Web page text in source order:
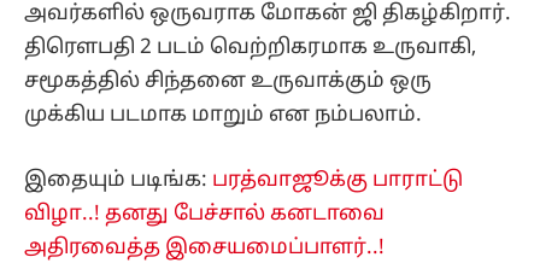
அவர்களில் ஒருவராக மோகன் ஜி திகழ்கிறார்.
திரௌபதி 2 படம் வெற்றிகரமாக உருவாகி,
சமூகத்தில் சிந்தனை உருவாக்கும் ஒரு
முக்கிய படமாக மாறும் என நம்பலாம்.
இதையும் படிங்க: பரத்வாஜூக்கு பாராட்டு
விழா..! தனது பேச்சால் கனடாவை
அதிரவைத்த இசையமைப்பாளர்..!